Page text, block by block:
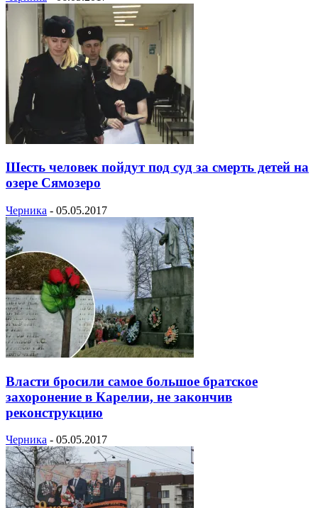
Шесть человек пойдут под суд за смерть детей на
озере Сямозеро
Черника - 05.05.2017
Власти бросили самое большое братское
захоронение в Карелии, не закончив
реконструкцию
Черника - 05.05.2017